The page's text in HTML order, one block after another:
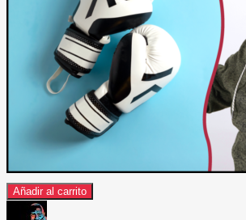
Añadir al carrito